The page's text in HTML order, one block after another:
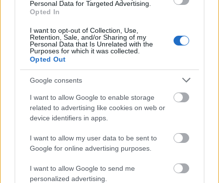
Personal Data for Targeted Advertising.
Opted In
I want to opt-out of Collection, Use,
Retention, Sale, and/or Sharing of my
Personal Data that Is Unrelated with the
Purposes for which it was collected.
Opted Out
Google consents
I want to allow Google to enable storage
related to advertising like cookies on web or
device identifiers in apps.
I want to allow my user data to be sent to
Google for online advertising purposes.
I want to allow Google to send me
personalized advertising.
Rita Ora és a Clean Bandit is kiesett
a Sziget szombati napjáról
dankógábor•2017. július 29.